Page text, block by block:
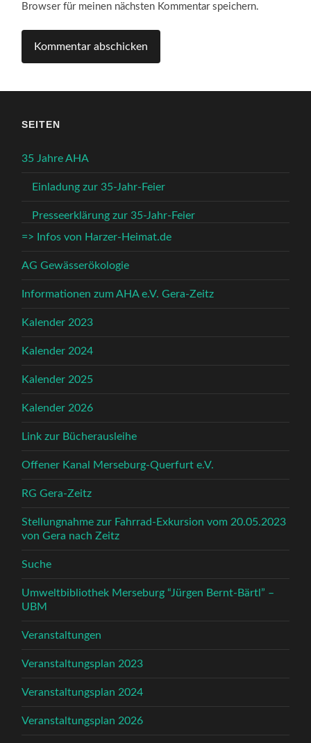
Browser für meinen nächsten Kommentar speichern.
SEITEN
35 Jahre AHA
Einladung zur 35-Jahr-Feier
Presseerklärung zur 35-Jahr-Feier
=> Infos von Harzer-Heimat.de
AG Gewässerökologie
Informationen zum AHA e.V. Gera-Zeitz
Kalender 2023
Kalender 2024
Kalender 2025
Kalender 2026
Link zur Bücherausleihe
Offener Kanal Merseburg-Querfurt e.V.
RG Gera-Zeitz
Stellungnahme zur Fahrrad-Exkursion vom 20.05.2023
von Gera nach Zeitz
Suche
Umweltbibliothek Merseburg “Jürgen Bernt-Bärtl” –
UBM
Veranstaltungen
Veranstaltungsplan 2023
Veranstaltungsplan 2024
Veranstaltungsplan 2026